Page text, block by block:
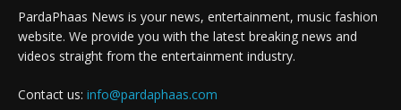
PardaPhaas News is your news, entertainment, music fashion
website. We provide you with the latest breaking news and
videos straight from the entertainment industry.
Contact us: info@pardaphaas.com